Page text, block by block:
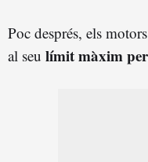
Poc després, els
al seu límit màxim